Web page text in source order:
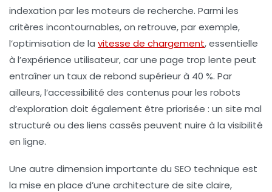
indexation par les moteurs de recherche. Parmi les
critères incontournables, on retrouve, par exemple,
l’optimisation de la vitesse de chargement, essentielle
à l’expérience utilisateur, car une page trop lente peut
entraîner un taux de rebond supérieur à 40 %. Par
ailleurs, l’accessibilité des contenus pour les robots
d’exploration doit également être priorisée : un site mal
structuré ou des liens cassés peuvent nuire à la visibilité
en ligne.
Une autre dimension importante du SEO technique est
la mise en place d’une architecture de site claire,